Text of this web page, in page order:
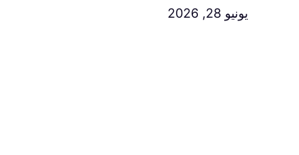
يونيو 28, 2026